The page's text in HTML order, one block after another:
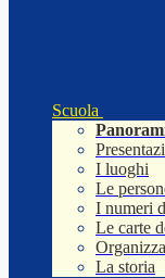
Scuola
I luoghi
Le
I numeri
Le carte
La storia